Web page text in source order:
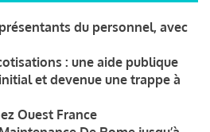
du personnel, avec
: une aide publique
et devenue une trappe à
Ouest France